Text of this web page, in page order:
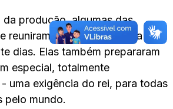
da produção, algumas das
reuniram e se revezaram na
dias. Elas também prepararam
especial, totalmente
uma exigência do rei, para todas
pelo mundo.